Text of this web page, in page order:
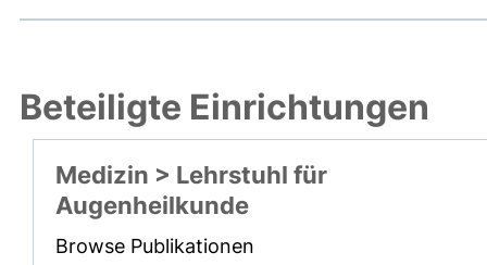
Beteiligte Einrichtungen
Medizin > Lehrstuhl für
Augenheilkunde
Browse Publikationen